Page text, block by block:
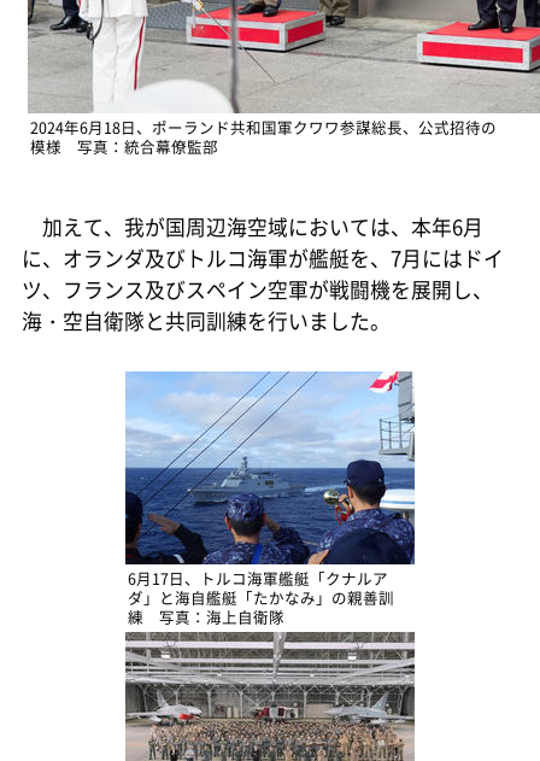
2024年6月18日、ポーランド共和国軍クワワ参謀総長、公式招待の
模様 写真：統合幕僚監部
加えて、我が国周辺海空域においては、本年6月
に、オランダ及びトルコ海軍が艦艇を、7月にはドイ
ツ、フランス及びスペイン空軍が戦闘機を展開し、
海・空自衛隊と共同訓練を行いました。
6月17日、トルコ海軍艦艇「クナルア
ダ」と海自艦艇「たかなみ」の親善訓
練 写真：海上自衛隊